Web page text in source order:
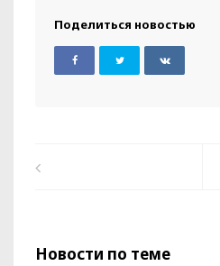
Поделиться новостью
Новости по теме